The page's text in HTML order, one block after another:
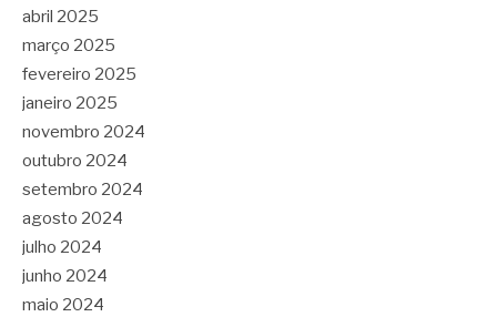
abril 2025
março 2025
fevereiro 2025
janeiro 2025
novembro 2024
outubro 2024
setembro 2024
agosto 2024
julho 2024
junho 2024
maio 2024